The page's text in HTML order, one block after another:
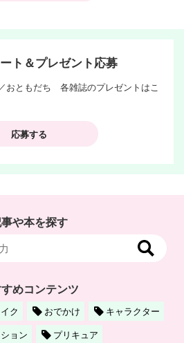
ト＆プレゼント応募
おともだち 各雑誌のプレゼントはこ
応募する
や本を探す
めコンテンツ
ク おでかけ
キャラクター
ョン
プリキュア